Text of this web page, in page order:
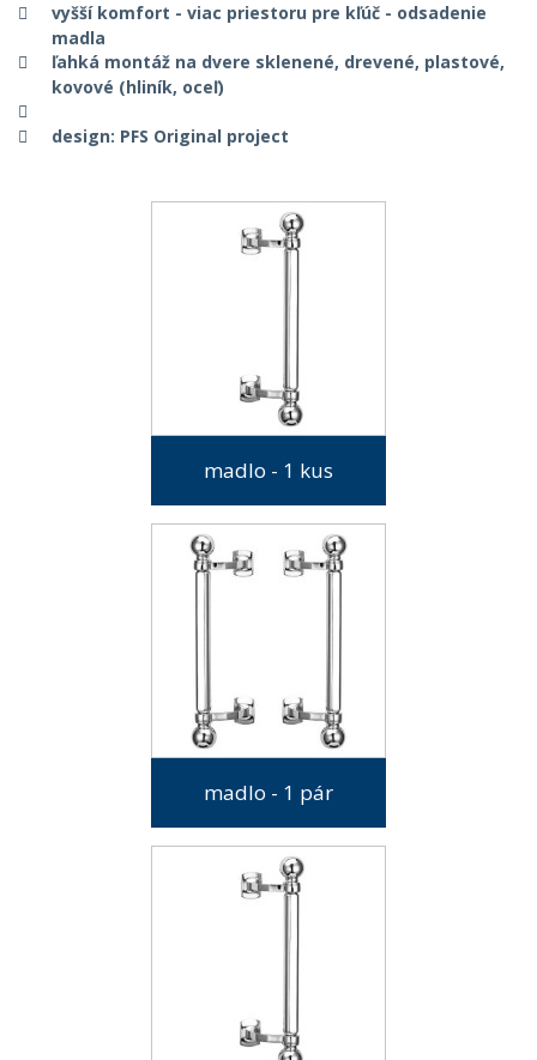
vyšší komfort - viac priestoru pre kľúč - odsadenie
madla
ľahká montáž na dvere sklenené, drevené, plastové,
kovové (hliník, oceľ)
design: PFS Original project
madlo - 1 kus
madlo - 1 pár